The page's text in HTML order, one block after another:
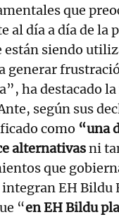
que
al día a día de la
están siendo
generar
ha destacado la
según sus
como “una
alternativasni
que
integran EH Bildu
“en EH Bildu